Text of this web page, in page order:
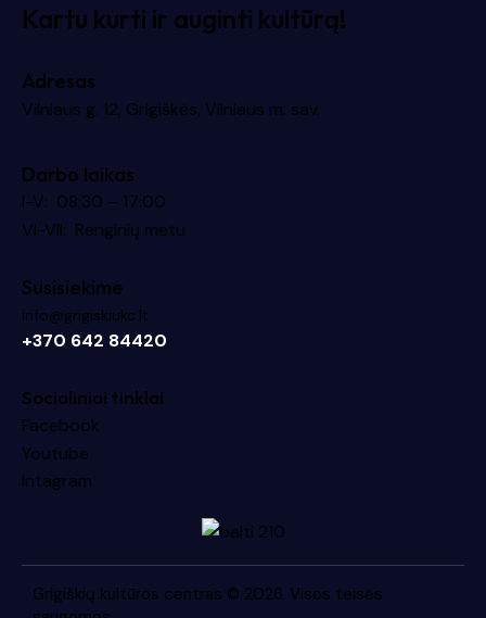
Kartu kurti ir auginti kultūrą!
Adresas
Vilniaus g. 12, Grigiškės, Vilniaus m. sav.
Darbo laikas
I-V: 08:30 – 17:00
VI-VII: Renginių metu
Susisiekime
info@grigiskiukc.lt
+370 642 84420
Socialiniai tinklai
Facebook
Youtube
Intagram
Grigiškių kultūros centras © 2026. Visos teisės